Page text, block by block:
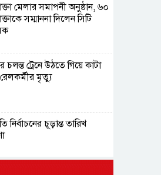
মেলার সমাপনী অনুষ্ঠান, ৬০
সম্মাননা দিলেন সিটি
চলন্ত ট্রেনে উঠতে গিয়ে কাটা
মৃত্যু
নির্বাচনের চূড়ান্ত তারিখ